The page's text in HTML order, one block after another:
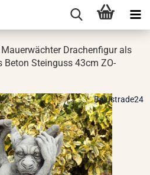
Dra­chen­fi­gur als
Beton Stein­guss 43cm ZO-​
Balustrade24